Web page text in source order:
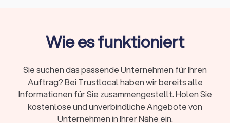
Warum einen Elektriker in Lohfelden über
Die Wahl des richtigen Elektrikers kann den Unterschied
zwischen einer erfolgreichen und einer problematischen
Elektroinstallation ausmachen. Mit Trustlocal profitieren Sie
von einer einfachen und effizienten Möglichkeit, verschiedene
Elektriker in Lohfelden zu vergleichen. Ob Sie einen
Wie es funktioniert
Sie suchen das passende Unternehmen für Ihren
Auftrag? Bei Trustlocal haben wir bereits alle
Informationen für Sie zusammengestellt. Holen Sie
kostenlose und unverbindliche Angebote von
Unternehmen in Ihrer Nähe ein.